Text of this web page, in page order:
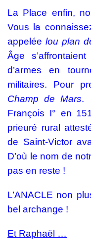
La Place enfin,
Vous la
appelée lou plan
Âge
d’armes en
militaires. Pour
Champ de Mars.
François I° en
prieuré rural
de Saint-Victor
D’où le nom de
pas en reste !
L’ANACLE non
bel archange !
Et Raphaël …